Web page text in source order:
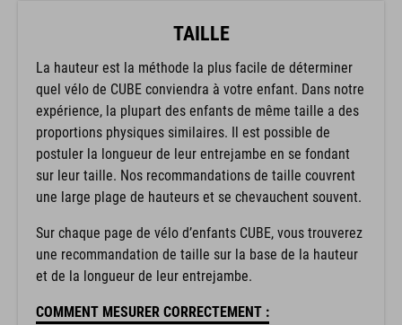
TAILLE
La hauteur est la méthode la plus facile de déterminer
quel vélo de CUBE conviendra à votre enfant. Dans notre
expérience, la plupart des enfants de même taille a des
proportions physiques similaires. Il est possible de
postuler la longueur de leur entrejambe en se fondant
sur leur taille. Nos recommandations de taille couvrent
une large plage de hauteurs et se chevauchent souvent.
Sur chaque page de vélo d’enfants CUBE, vous trouverez
une recommandation de taille sur la base de la hauteur
et de la longueur de leur entrejambe.
COMMENT MESURER CORRECTEMENT :